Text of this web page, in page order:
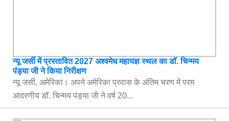
न्यू जर्सी में प्रस्तावित 2027 अश्वमेध महायज्ञ स्थल का डॉ. चिन्मय
पंड्या जी ने किया निरीक्षण
न्यू जर्सी, अमेरिका। अपने अमेरिका प्रवास के अंतिम चरण में परम
आदरणीय डॉ. चिन्मय पंड्या जी ने वर्ष 20...